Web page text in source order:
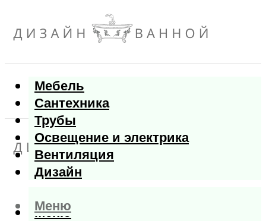
Мебель
Сантехника
Трубы
Освещение и электрика
Вентиляция
Дизайн
Меню
Меню